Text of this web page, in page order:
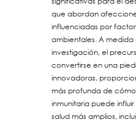
que abordan
influenciadas por
ambientales. A
investigación, el
convertirse en una
innovadoras,
más profunda de
inmunitaria puede
salud más amplios,